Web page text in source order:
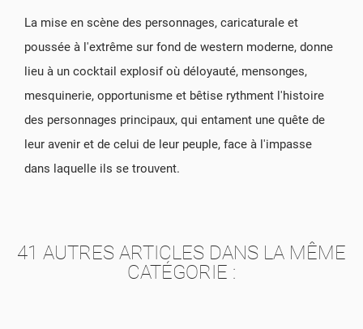
La mise en scène des personnages, caricaturale et
poussée à l'extrême sur fond de western moderne, donne
lieu à un cocktail explosif où déloyauté, mensonges,
mesquinerie, opportunisme et bêtise rythment l'histoire
des personnages principaux, qui entament une quête de
leur avenir et de celui de leur peuple, face à l'impasse
dans laquelle ils se trouvent.
41 AUTRES ARTICLES DANS LA MÊME
CATÉGORIE :